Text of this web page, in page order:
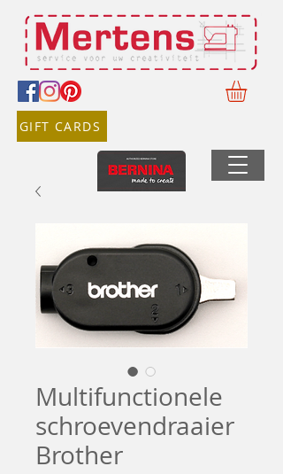
GIFT CARDS
Multifunctionele
schroevendraaier
Brother